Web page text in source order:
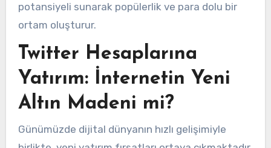
potansiyeli sunarak popülerlik ve para dolu bir
ortam oluşturur.
Twitter Hesaplarına
Yatırım: İnternetin Yeni
Altın Madeni mi?
Günümüzde dijital dünyanın hızlı gelişimiyle